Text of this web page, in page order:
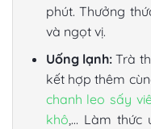
phút. Thưởng
và ngọt vị.
Uống lạnh:Trà
kết hợp thêm
chanh leo sấy
khô,… Làm thức